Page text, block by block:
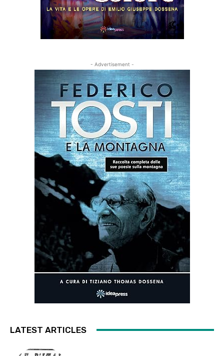
- Advertisement -
LATEST ARTICLES